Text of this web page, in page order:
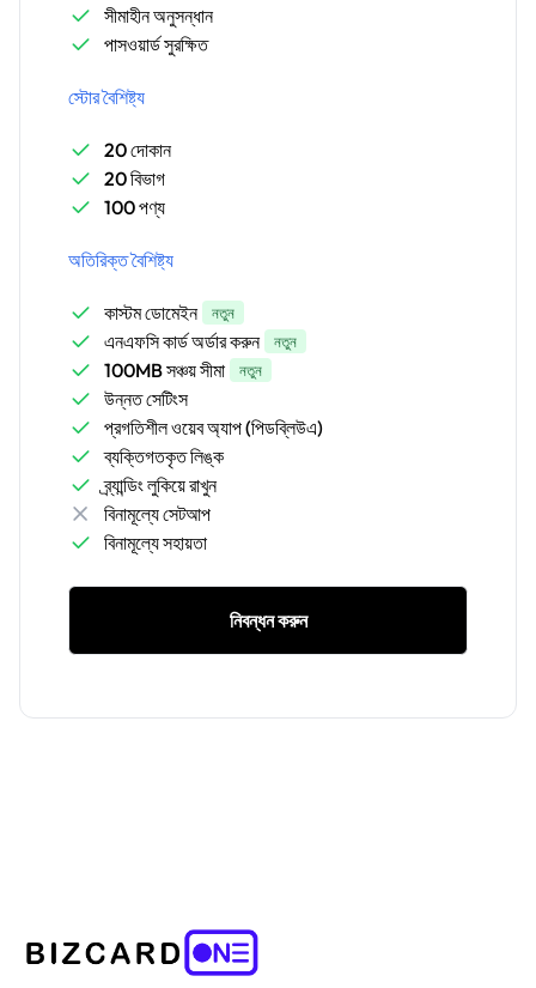
সীমাহীন অনুসন্ধান
পাসওয়ার্ড সুরক্ষিত
স্টোর বৈশিষ্ট্য
20 দোকান
20 বিভাগ
100 পণ্য
অতিরিক্ত বৈশিষ্ট্য
কাস্টম ডোমেইন নতুন
এনএফসি কার্ড অর্ডার করুন নতুন
100MB সঞ্চয় সীমা নতুন
উন্নত সেটিংস
প্রগতিশীল ওয়েব অ্যাপ (পিডব্লিউএ)
ব্যক্তিগতকৃত লিঙ্ক
ব্র্যান্ডিং লুকিয়ে রাখুন
বিনামূল্যে সেটআপ
বিনামূল্যে সহায়তা
নিবন্ধন করুন